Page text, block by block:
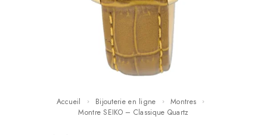
Accueil Bijouterie en ligne
Montres
Montre SEIKO – Classique Quartz